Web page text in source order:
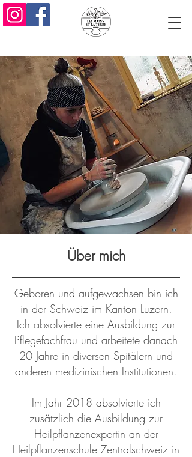
Über mich
Geboren und aufgewachsen bin ich
in der Schweiz im Kanton Luzern.
Ich absolvierte eine Ausbildung zur
Pflegefachfrau und arbeitete danach
20 Jahre in diversen Spitälern und
anderen medizinischen Institutionen.
Im Jahr 2018 absolvierte ich
zusätzlich die Ausbildung zur
Heilpflanzenexpertin an der
Heilpflanzenschule Zentralschweiz in